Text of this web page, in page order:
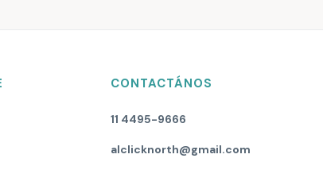
CONTACTÁNOS
11 4495-9666
alclicknorth@gmail.com